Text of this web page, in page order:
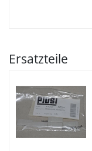
Ersatzteile